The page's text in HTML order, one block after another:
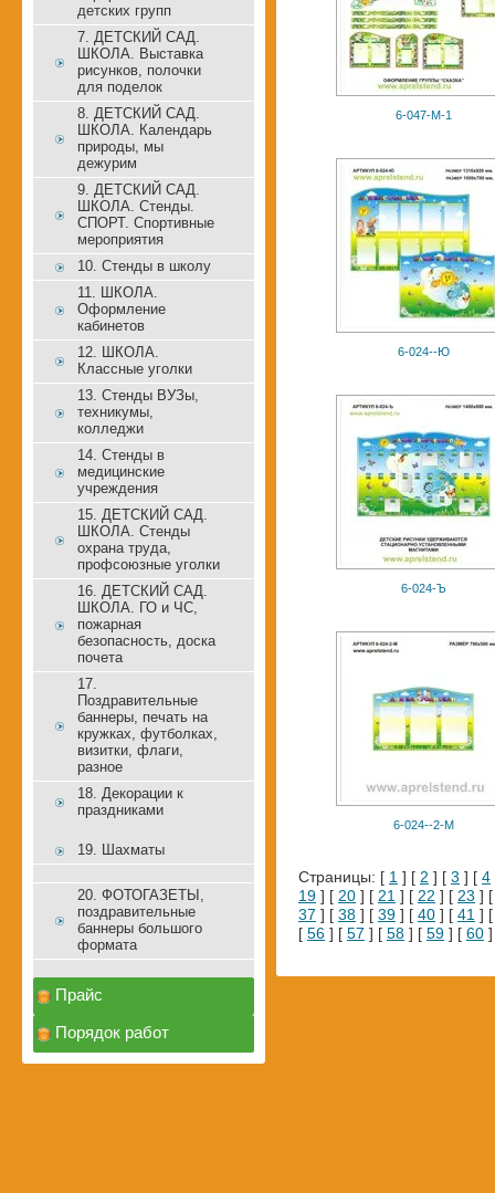
6-047-М-1
6-024--Ю
6-024-Ъ
6-024--2-М
Страницы: [ 1 ] [ 2 ] [ 3 ] [ 4
19 ] [ 20 ] [ 21 ] [ 22 ] [ 23 ]
37 ] [ 38 ] [ 39 ] [ 40 ] [ 41 ]
[ 56 ] [ 57 ] [ 58 ] [ 59 ] [ 60
детских групп
7. ДЕТСКИЙ САД.
ШКОЛА. Выставка
рисунков, полочки
для поделок
8. ДЕТСКИЙ САД.
ШКОЛА. Календарь
природы, мы
дежурим
9. ДЕТСКИЙ САД.
ШКОЛА. Стенды.
СПОРТ. Спортивные
мероприятия
10. Стенды в школу
11. ШКОЛА.
Оформление
кабинетов
12. ШКОЛА.
Классные уголки
13. Стенды ВУЗы,
техникумы,
колледжи
14. Стенды в
медицинские
учреждения
15. ДЕТСКИЙ САД.
ШКОЛА. Стенды
охрана труда,
профсоюзные уголки
16. ДЕТСКИЙ САД.
ШКОЛА. ГО и ЧС,
пожарная
безопасность, доска
почета
17.
Поздравительные
баннеры, печать на
кружках, футболках,
визитки, флаги,
разное
18. Декорации к
праздниками
19. Шахматы
20. ФОТОГАЗЕТЫ,
поздравительные
баннеры большого
формата
Прайс
Порядок работ